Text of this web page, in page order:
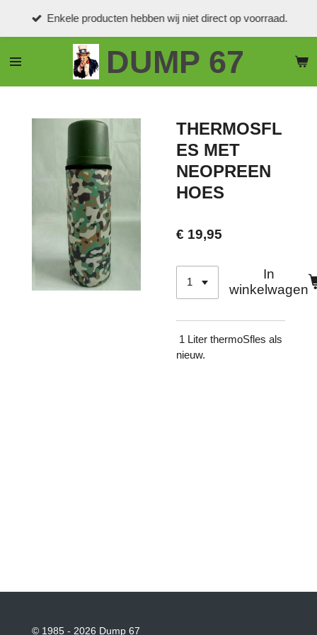
de
DUMP 67
Enkele producten hebben wij niet direct op voorraad.
THERMOSFL
ES MET
NEOPREEN
HOES
€ 19,95
In
winkelwagen
1 Liter thermoSfles als
nieuw.
© 1985 - 2026 Dump 67